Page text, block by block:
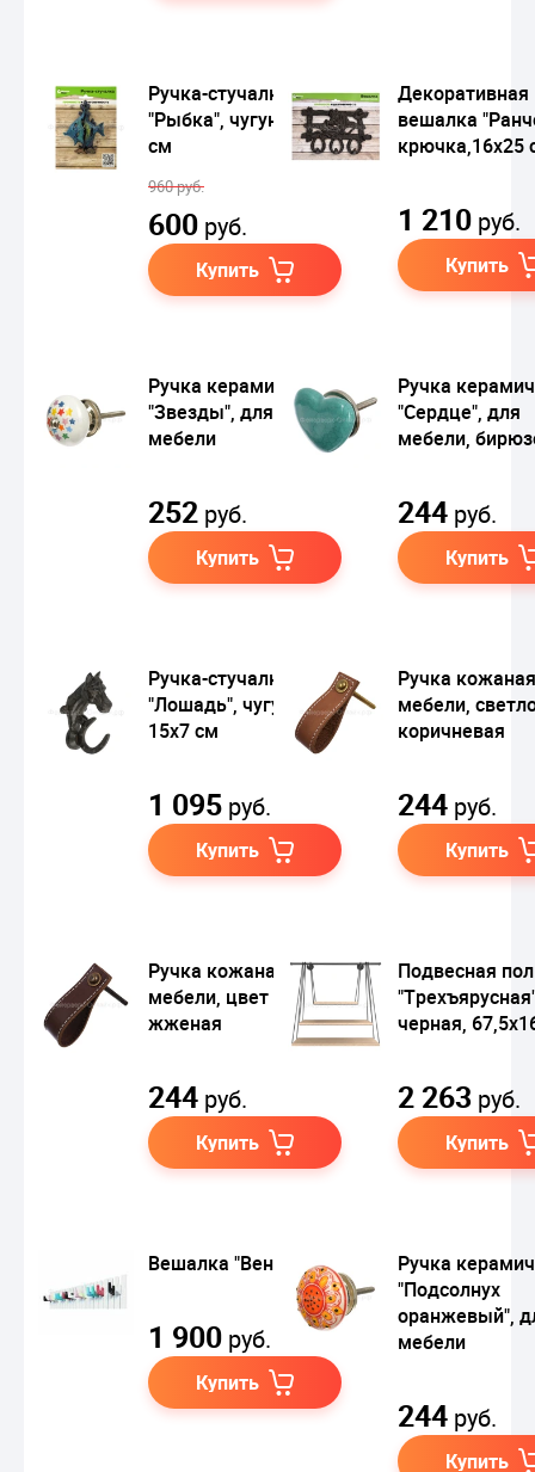
Ручка-стучалка
"Рыбка", чугун, 13х10
см
960 руб.
600 руб.
Купить
Декоративная
вешалка
крючка,16х25
1 210 руб.
Купить
Ручка керамическая
"Звезды", для
мебели
252 руб.
Купить
Ручка
"Сердце", для
мебели,
244 руб.
Купить
Ручка-стучалка
"Лошадь", чугун,
15х7 см
1 095 руб.
Купить
Ручка
мебели,
коричневая
244 руб.
Купить
Ручка кожаная для
мебели, цвет умбра
жженая
244 руб.
Купить
Подвесная
черная,
2 263 руб.
Купить
Вешалка "Вена"
1 900 руб.
Купить
Ручка
"Подсолнух
оранжевый",
мебели
244 руб.
Купить